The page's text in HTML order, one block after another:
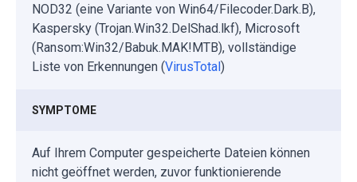
NOD32 (eine Variante von Win64/Filecoder.Dark.B),
Kaspersky (Trojan.Win32.DelShad.lkf), Microsoft
(Ransom:Win32/Babuk.MAK!MTB), vollständige
Liste von Erkennungen (VirusTotal)
SYMPTOME
Auf Ihrem Computer gespeicherte Dateien können
nicht geöffnet werden, zuvor funktionierende